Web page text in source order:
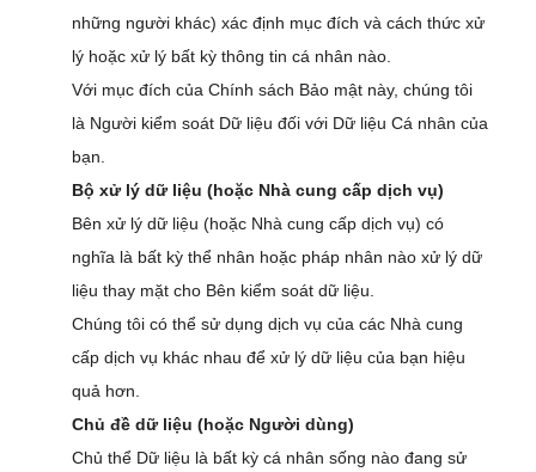
những người khác) xác định mục đích và cách thức xử
lý hoặc xử lý bất kỳ thông tin cá nhân nào.
Với mục đích của Chính sách Bảo mật này, chúng tôi
là Người kiểm soát Dữ liệu đối với Dữ liệu Cá nhân của
bạn.
Bộ xử lý dữ liệu (hoặc Nhà cung cấp dịch vụ)
Bên xử lý dữ liệu (hoặc Nhà cung cấp dịch vụ) có
nghĩa là bất kỳ thể nhân hoặc pháp nhân nào xử lý dữ
liệu thay mặt cho Bên kiểm soát dữ liệu.
Chúng tôi có thể sử dụng dịch vụ của các Nhà cung
cấp dịch vụ khác nhau để xử lý dữ liệu của bạn hiệu
quả hơn.
Chủ đề dữ liệu (hoặc Người dùng)
Chủ thể Dữ liệu là bất kỳ cá nhân sống nào đang sử